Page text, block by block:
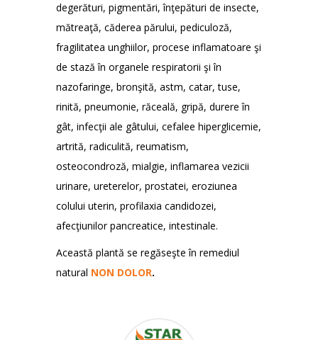
degerături, pigmentări, înţepături de insecte,
mătreaţă, căderea părului, pediculoză,
fragilitatea unghiilor, procese inflamatoare şi
de stază în organele respiratorii şi în
nazofaringe, bronşită, astm, catar, tuse,
rinită, pneumonie, răceală, gripă, durere în
gât, infecţii ale gâtului, cefalee hiperglicemie,
artrită, radiculită, reumatism,
osteocondroză, mialgie, inflamarea vezicii
urinare, ureterelor, prostatei, eroziunea
colului uterin, profilaxia candidozei,
afecţiunilor pancreatice, intestinale.
Această plantă se regăseşte în remediul
natural NON DOLOR.